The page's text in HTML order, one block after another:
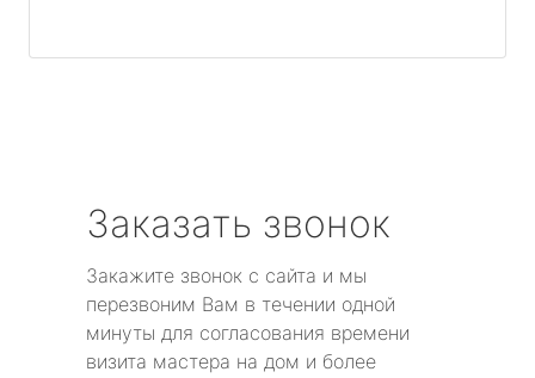
Заказать звонок
Закажите звонок с сайта и мы
перезвоним Вам в течении одной
минуты для согласования времени
визита мастера на дом и более